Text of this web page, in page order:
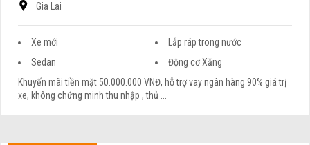
Gia Lai
Xe mới
Lắp ráp trong nước
Sedan
Động cơ Xăng
Khuyến mãi tiền mặt 50.000.000 VNĐ, hỗ trợ vay ngân hàng 90% giá trị
xe, không chứng minh thu nhập , thủ ...